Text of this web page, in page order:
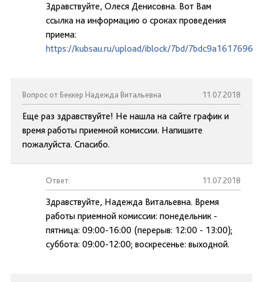
Здравствуйте, Олеся Денисовна. Вот Вам
ссылка на информацию о сроках проведения
приема:
https://kubsau.ru/upload/iblock/7bd/
Вопрос от Беккер Надежда Витальевна 11.07.2018
Еще раз здравствуйте! Не нашла на сайте график и
время работы приемной комиссии. Напишите
пожалуйста. Спасибо.
Ответ: 11.07.2018
Здравствуйте, Надежда Витальевна. Время
работы приемной комиссии: понедельник -
пятница: 09:00-16:00 (перерыв: 12:00 - 13:00);
суббота: 09:00-12:00; воскресенье: выходной.